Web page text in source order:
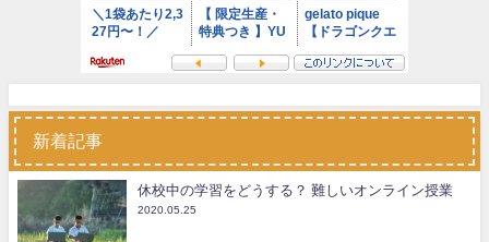
新着記事
休校中の学習をどうする？ 難しいオンライン授業
2020.05.25